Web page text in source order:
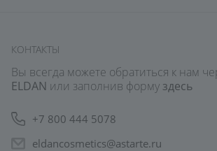
КОНТАКТЫ
Вы всегда можете обратиться к нам
ELDAN или заполнив форму здесь
+7 800 444 5078
eldancosmetics@astarte.ru